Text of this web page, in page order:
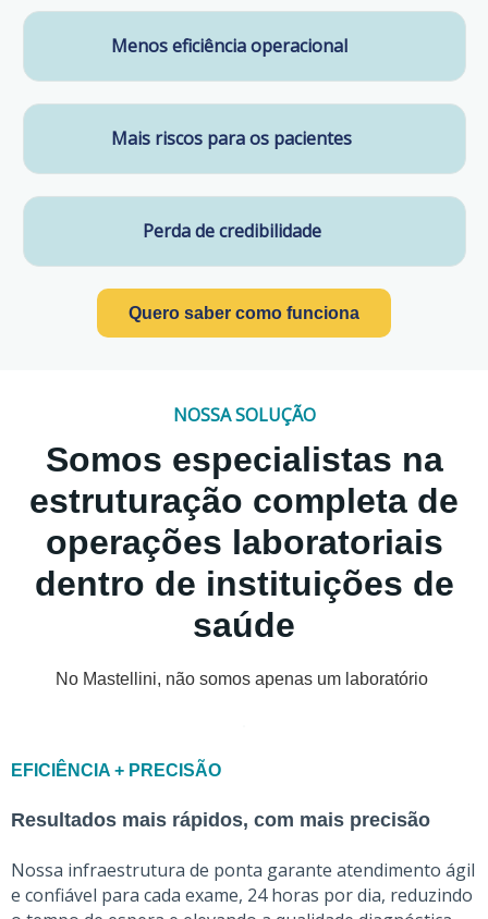
Menos eficiência operacional
Mais riscos para os pacientes
Perda de credibilidade
Quero saber como funciona
NOSSA SOLUÇÃO
Somos especialistas na
estruturação completa de
operações laboratoriais
dentro de instituições de
saúde
No Mastellini, não somos apenas um laboratório
EFICIÊNCIA + PRECISÃO
Resultados mais rápidos, com mais precisão
Nossa infraestrutura de ponta garante atendimento ágil
e confiável para cada exame, 24 horas por dia, reduzindo